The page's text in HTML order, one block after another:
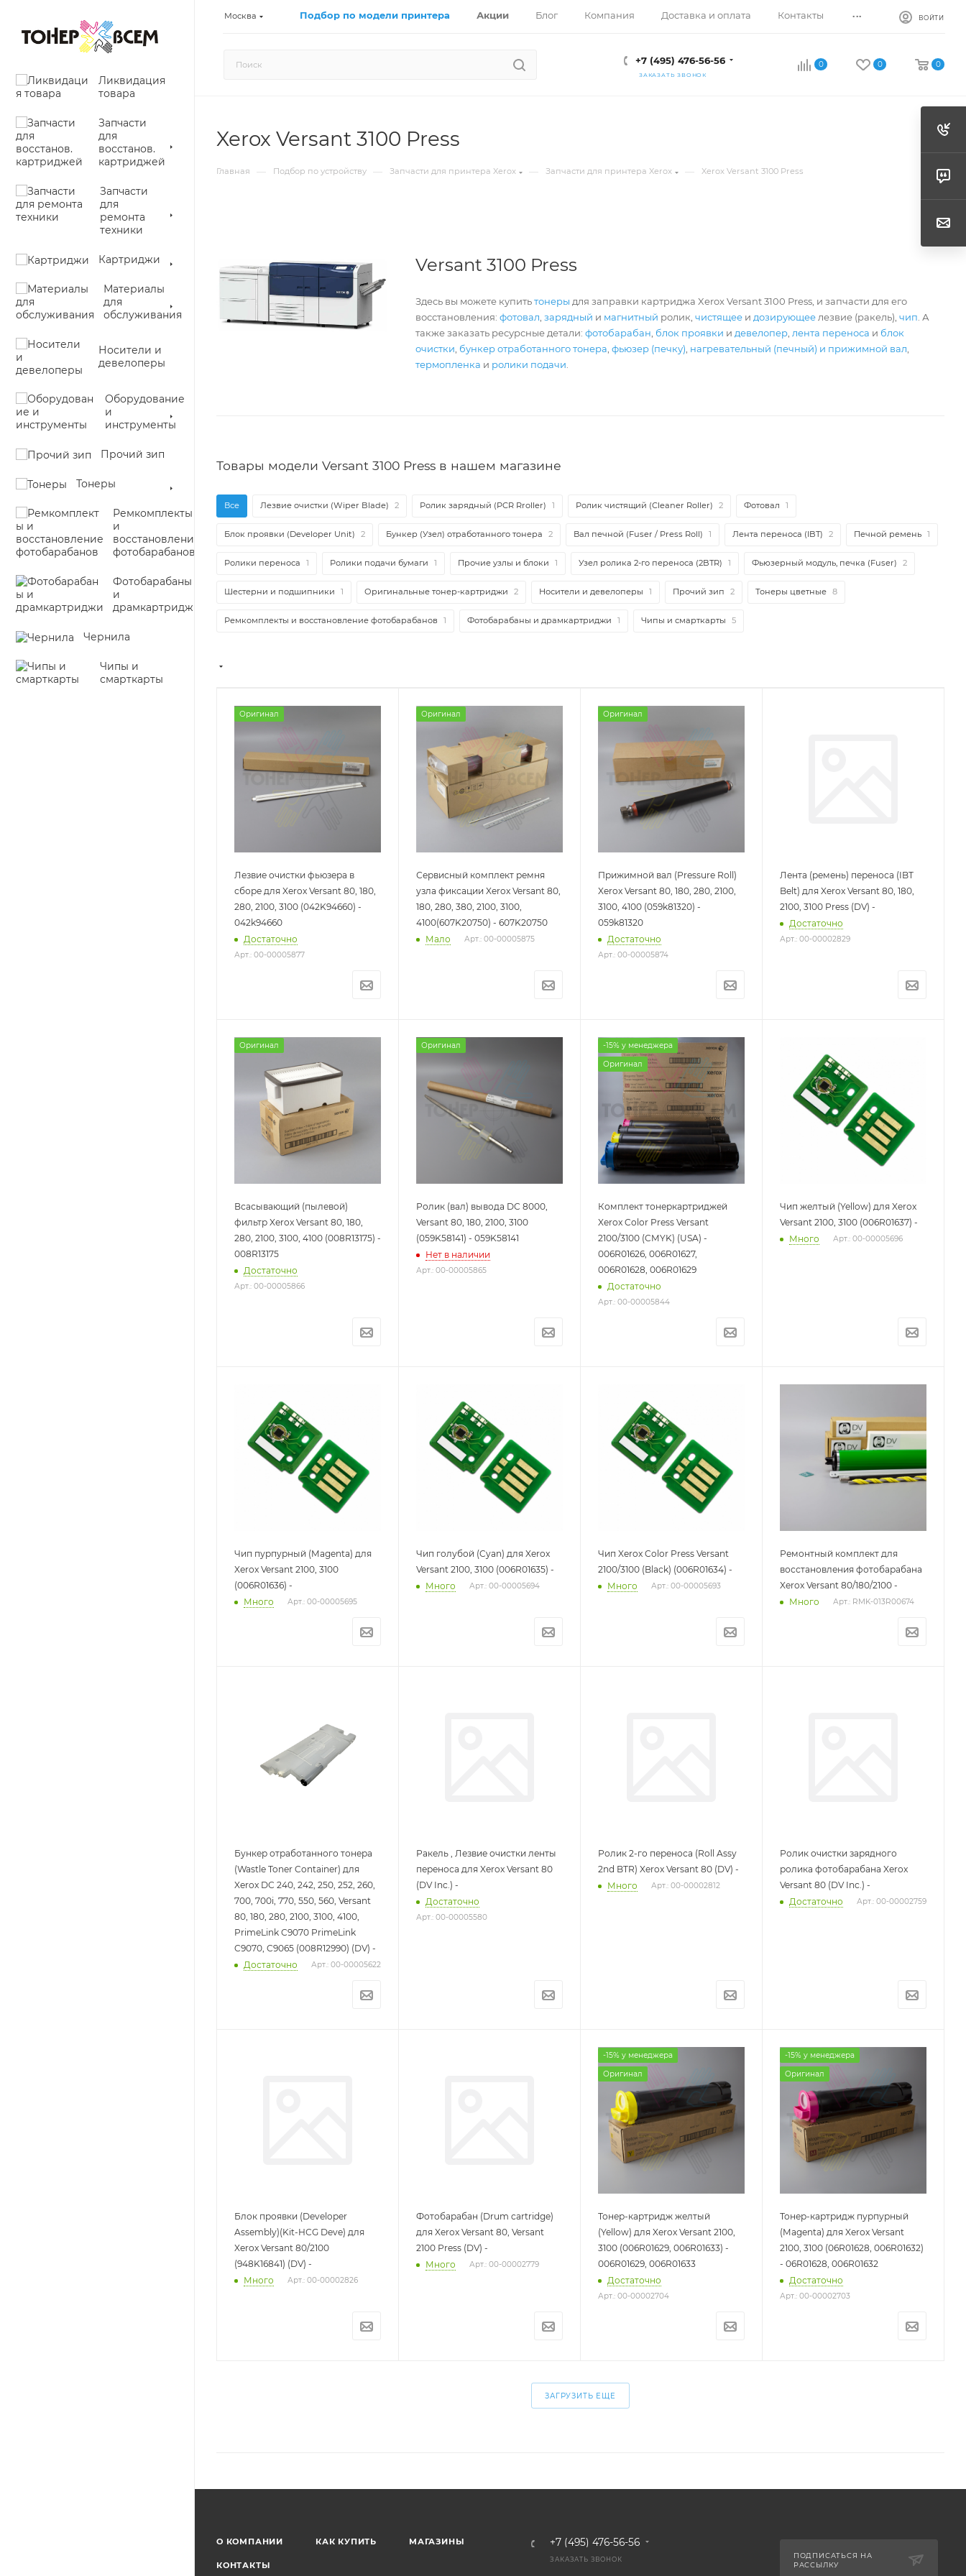
Москва Подбор по модели принтера Акции Блог Компания Доставка и оплата Контакты ... ВОЙТИ
+7 (495) 476-56-56
ЗАКАЗАТЬ ЗВОНОК
0 0 0
Ликвидация
товара
Запчасти
для
восстанов.
картриджей
Запчасти
для
ремонта
техники
Картриджи
Материалы
для
обслуживания
Носители и
девелоперы
Оборудование
и
инструменты
Прочий зип
Тонеры
Ремкомплекты
и
восстановление
фотобарабанов
Фотобарабаны
и
драмкартриджи
Чернила
Чипы и
смарткарты
Xerox Versant 3100 Press
Главная — Подбор по устройству — Запчасти для принтера Xerox — Запчасти для принтера Xerox — Xerox Versant 3100 Press
Versant 3100 Press
Здесь вы можете купитьтонеры для заправки картриджа Xerox Versant 3100 Press, и запчасти для его
восстановления:фотовал ,зарядный и магнитный ролик,чистящее и дозирующее лезвие (ракель),чип . А
также заказать ресурсные детали:фотобарабан блок проявки и девелопер лента переноса и блок
очистки бункер отработанного тонера ,фьюзер (печку) нагревательный (печный) и прижимной вал
термопленка и ролики подачи
Товары модели Versant 3100 Press в нашем магазине
Все Лезвие очистки (Wiper Blade) 2 Ролик зарядный (PCR Rroller) 1 Ролик чистящий (Cleaner Roller) 2 Фотовал 1
Блок проявки (Developer Unit) 2 Бункер (Узел) отработанного тонера 2 Вал печной (Fuser / Press Roll) 1 Лента переноса (IBT) 2 Печной ремень 1
Ролики переноса 1 Ролики подачи бумаги 1 Прочие узлы и блоки 1 Узел ролика 2-го переноса (2BTR) 1 Фьюзерный модуль, печка (Fuser) 2
Шестерни и подшипники 1 Оригинальные тонер-картриджи 2 Носители и девелоперы 1 Прочий зип 2 Тонеры цветные 8
Ремкомплекты и восстановление фотобарабанов 1 Фотобарабаны и драмкартриджи 1 Чипы и смарткарты 5
Оригинал
Лезвие очистки фьюзера в
сборе для Xerox Versant 80, 180,
280, 2100, 3100 (042K94660) -
042k94660
Достаточно
Арт.: 00-00005877
Оригинал
Сервисный комплект ремня
узла фиксации Xerox Versant 80,
180, 280, 380, 2100, 3100,
4100(607K20750) - 607K20750
Мало
Арт.: 00-00005875
Оригинал
Прижимной вал (Pressure Roll)
Xerox Versant 80, 180, 280, 2100,
3100, 4100 (059k81320) -
059k81320
Достаточно
Арт.: 00-00005874
Лента (ремень) переноса (IBT
Belt) для Xerox Versant 80, 180,
2100, 3100 Press (DV) -
Достаточно
Арт.: 00-00002829
Оригинал
Всасывающий (пылевой)
фильтр Xerox Versant 80, 180,
280, 2100, 3100, 4100 (008R13175) -
008R13175
Достаточно
Арт.: 00-00005866
Оригинал
Ролик (вал) вывода DC 8000,
Versant 80, 180, 2100, 3100
(059K58141) - 059K58141
Нет в наличии
Арт.: 00-00005865
-15% у менеджера
Оригинал
Комплект тонеркартриджей
Xerox Color Press Versant
2100/3100 (CMYK) (USA) -
006R01626, 006R01627,
006R01628, 006R01629
Достаточно
Арт.: 00-00005844
Чип желтый (Yellow) для Xerox
Versant 2100, 3100 (006R01637) -
Много
Арт.: 00-00005696
Чип пурпурный (Magenta) для
Xerox Versant 2100, 3100
(006R01636) -
Много
Арт.: 00-00005695
Чип голубой (Cyan) для Xerox
Versant 2100, 3100 (006R01635) -
Много
Арт.: 00-00005694
Чип Xerox Color Press Versant
2100/3100 (Black) (006R01634) -
Много
Арт.: 00-00005693
Ремонтный комплект для
восстановления фотобарабана
Xerox Versant 80/180/2100 -
Много
Арт.: RMK-013R00674
Бункер отработанного тонера
(Wastle Toner Container) для
Xerox DC 240, 242, 250, 252, 260,
700, 700i, 770, 550, 560, Versant
80, 180, 280, 2100, 3100, 4100,
PrimeLink C9070 PrimeLink
C9070, C9065 (008R12990) (DV) -
Достаточно
Арт.: 00-00005622
Ракель , Лезвие очистки ленты
переноса для Xerox Versant 80
(DV Inc.) -
Достаточно
Арт.: 00-00005580
Ролик 2-го переноса (Roll Assy
2nd BTR) Xerox Versant 80 (DV) -
Много
Арт.: 00-00002812
Ролик очистки зарядного
ролика фотобарабана Xerox
Versant 80 (DV Inc.) -
Достаточно
Арт.: 00-00002759
Блок проявки (Developer
Assembly)(Kit-HСG Deve) для
Xerox Versant 80/2100
(948K16841) (DV) -
Много
Арт.: 00-00002826
Фотобарабан (Drum cartridge)
для Xerox Versant 80, Versant
2100 Press (DV) -
Много
Арт.: 00-00002779
-15% у менеджера
Оригинал
Тонер-картридж желтый
(Yellow) для Xerox Versant 2100,
3100 (006R01629, 006R01633) -
006R01629, 006R01633
Достаточно
Арт.: 00-00002704
-15% у менеджера
Оригинал
Тонер-картридж пурпурный
(Magenta) для Xerox Versant
2100, 3100 (06R01628, 006R01632)
- 06R01628, 006R01632
Достаточно
Арт.: 00-00002703
ЗАГРУЗИТЬ ЕЩЕ
О КОМПАНИИ КАК КУПИТЬ МАГАЗИНЫ
КОНТАКТЫ
+7 (495) 476-56-56
ЗАКАЗАТЬ ЗВОНОК
ПОДПИСАТЬСЯ НА
РАССЫЛКУ